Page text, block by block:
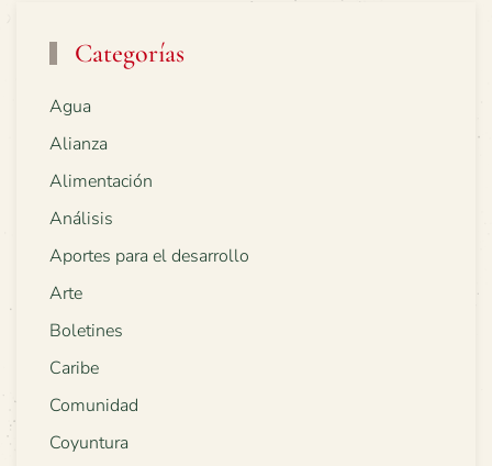
Categorías
Agua
Alianza
Alimentación
Análisis
Aportes para el desarrollo
Arte
Boletines
Caribe
Comunidad
Coyuntura